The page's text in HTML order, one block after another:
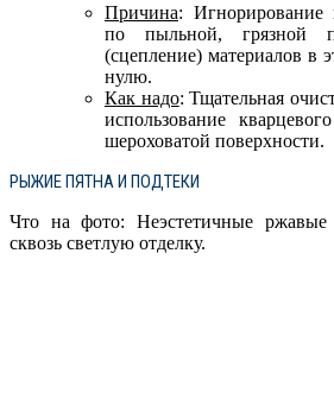
Причина: Игнорирование
по пыльной, грязной
(сцепление) материалов в
нулю.
Как надо: Тщательная
использование
шероховатой поверхности.
РЫЖИЕ ПЯТНА И ПОДТЕКИ
Что на фото: Неэстетичные ржавые
сквозь светлую отделку.